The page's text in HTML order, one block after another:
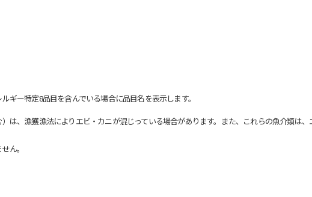
ー特定8品目を含んでいる場合に品目名を表示します。
、漁獲漁法によりエビ・カニが混じっている場合があります。また、これらの魚介類は、
ん。